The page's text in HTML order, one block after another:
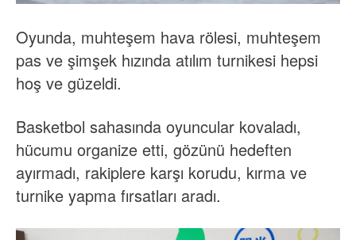
Oyunda, muhteşem hava rölesi, muhteşem
pas ve şimşek hızında atılım turnikesi hepsi
hoş ve güzeldi.
Basketbol sahasında oyuncular kovaladı,
hücumu organize etti, gözünü hedeften
ayırmadı, rakiplere karşı korudu, kırma ve
turnike yapma fırsatları aradı.